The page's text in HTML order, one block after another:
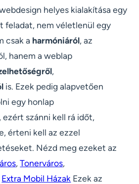
helyes kialakítása egy
feladat, nem véletlenül egy
csak a harmóniáról, az
hanem a weblap
,
is. Ezek pedig alapvetően
egy honlap
szánni kell rá időt,
érteni kell az ezzel
Nézd meg ezeket az
,Tonerváros,
Extra Mobil Házak Ezek az